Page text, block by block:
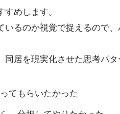
めします。
るのか視覚で捉えるので
居を現実化させた思考パタ
てもらいたかった